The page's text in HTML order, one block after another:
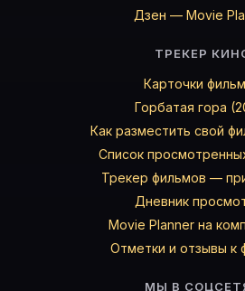
Дзен — Movie
ТРЕКЕР
Карточки
Горбатая гора
Как разместить свой
Список
Трекер фильмов —
Дневник
Movie Planner на
Отметки и отзывы к
МЫ В